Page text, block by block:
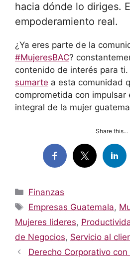
hacia dónde lo diriges.
empoderamiento real.
¿Ya eres parte de la
#MujeresBAC?
contenido de interés para ti.
sumarte a esta comunidad
comprometida con impulsar
integral de la mujer
Share this...
Categorías
Finanzas
Etiquetas
Empresas Guatemala,
Mujeres lideres,
de Negocios, Servicio al
Derecho Corporativo con